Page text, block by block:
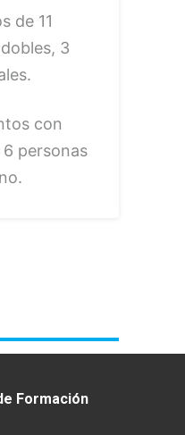
de 11
3
con
personas
Formación